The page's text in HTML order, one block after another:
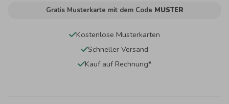
Gratis Musterkarte mit dem Code MUSTER
Kostenlose Musterkarten
Schneller Versand
Kauf auf Rechnung*